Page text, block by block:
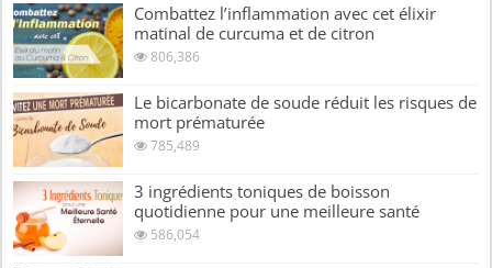
Combattez l’inflammation avec cet élixir
matinal de curcuma et de citron
806,386
Le bicarbonate de soude réduit les risques de
mort prématurée
785,489
3 ingrédients toniques de boisson
quotidienne pour une meilleure santé
586,054